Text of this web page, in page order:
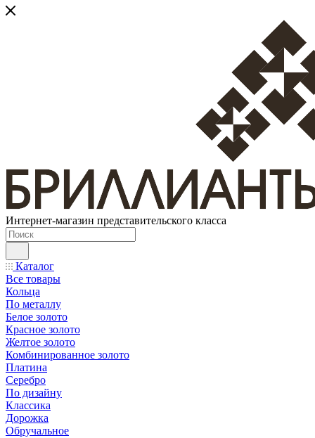
Интернет-магазин представительского класса
Каталог
Все товары
Кольца
По металлу
Белое золото
Красное золото
Желтое золото
Комбинированное золото
Платина
Серебро
По дизайну
Классика
Дорожка
Обручальное